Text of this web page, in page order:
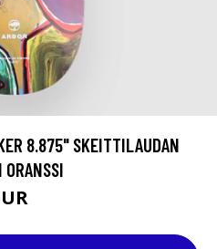
8.875" SKEITTILAUDAN
ORANSSI